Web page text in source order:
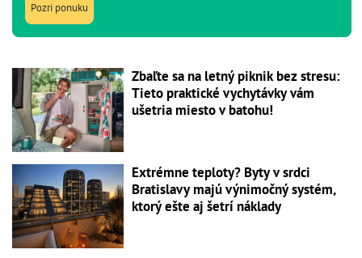
Pozri ponuku
Zbaľte sa na letný piknik bez stresu:
Tieto praktické vychytávky vám
ušetria miesto v batohu!
Extrémne teploty? Byty v srdci
Bratislavy majú výnimočný systém,
ktorý ešte aj šetrí náklady